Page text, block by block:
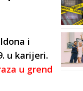
i
u karijeri.
u grend